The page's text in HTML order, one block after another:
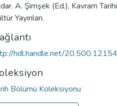
A. Şimşek (Ed.), Kavram
Yayınları.
hdl.handle.net/
Bölümü Koleksiyonu